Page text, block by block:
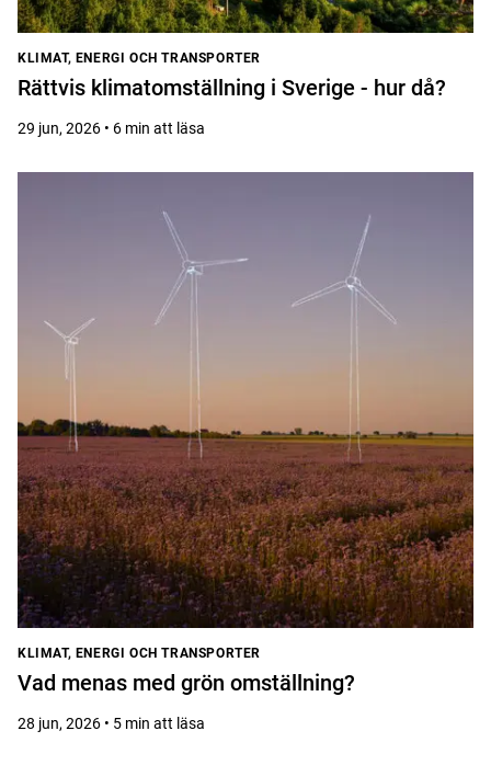
KLIMAT, ENERGI OCH TRANSPORTER
Rättvis klimatomställning i Sverige - hur då?
29 jun, 2026 • 6 min att läsa
KLIMAT, ENERGI OCH TRANSPORTER
Vad menas med grön omställning?
28 jun, 2026 • 5 min att läsa